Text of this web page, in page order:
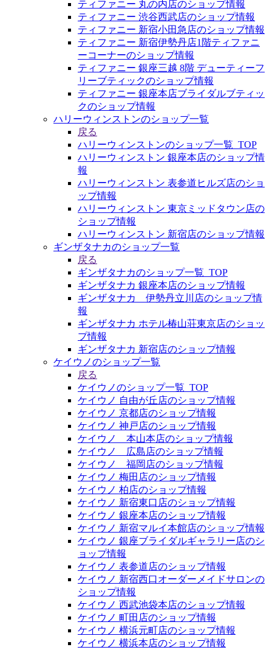
ティファニー 丸の内店のショップ情報
ティファニー 渋谷西武店のショップ情報
ティファニー 新宿小田急店のショップ情報
ティファニー 新宿伊勢丹店1階ティファニ
ーコーナーのショップ情報
ティファニー 銀座三越 8階 デューティーフ
リーブティックのショップ情報
ティファニー 銀座本店ブライダルブティッ
クのショップ情報
ハリーウィンストンのショップ一覧
戻る
ハリーウィンストンのショップ一覧_TOP
ハリーウィンストン 銀座本店のショップ情
報
ハリーウィンストン 表参道ヒルズ店のショ
ップ情報
ハリーウィンストン 東京ミッドタウン店の
ショップ情報
ハリーウィンストン 新宿店のショップ情報
ギンザタナカのショップ一覧
戻る
ギンザタナカのショップ一覧_TOP
ギンザタナカ 銀座本店のショップ情報
ギンザタナカ 伊勢丹立川店のショップ情
報
ギンザタナカ ホテル椿山荘東京店のショッ
プ情報
ギンザタナカ 新宿店のショップ情報
ケイウノのショップ一覧
戻る
ケイウノのショップ一覧_TOP
ケイウノ 自由が丘店のショップ情報
ケイウノ 京都店のショップ情報
ケイウノ 神戸店のショップ情報
ケイウノ 本山本店のショップ情報
ケイウノ 広島店のショップ情報
ケイウノ 福岡店のショップ情報
ケイウノ 梅田店のショップ情報
ケイウノ 柏店のショップ情報
ケイウノ 新宿東口店のショップ情報
ケイウノ 銀座本店のショップ情報
ケイウノ 新宿マルイ本館店のショップ情報
ケイウノ 銀座ブライダルギャラリー店のシ
ョップ情報
ケイウノ 表参道店のショップ情報
ケイウノ 新宿西口オーダーメイドサロンの
ショップ情報
ケイウノ 西武池袋本店のショップ情報
ケイウノ 町田店のショップ情報
ケイウノ 横浜元町店のショップ情報
ケイウノ 横浜本店のショップ情報